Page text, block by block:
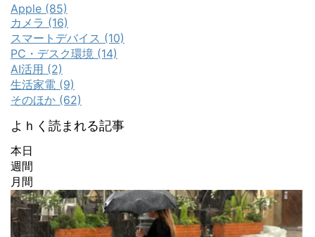
Apple (85)
カメラ (16)
スマートデバイス (10)
PC・デスク環境 (14)
AI活用 (2)
生活家電 (9)
そのほか (62)
よｈく読まれる記事
本日
週間
月間